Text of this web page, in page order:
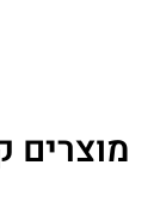
מוצרים